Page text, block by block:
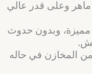
وعلى قدر عالي
مميزة، وبدون حدوث
المخازن في حاله